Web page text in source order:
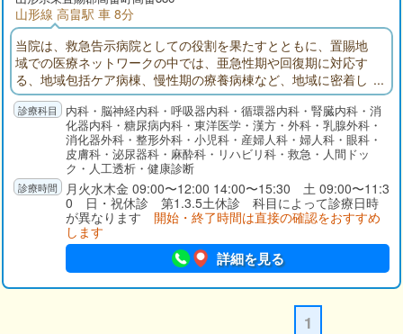
山形線 高畠駅 車 8分
当院は、救急告示病院としての役割を果たすとともに、置賜地
域での医療ネットワークの中では、亜急性期や回復期に対応す
る、地域包括ケア病棟、慢性期の療養病棟など、地域に密着し
た病院づくりを目指し、取り組んでおります。
内科・脳神経内科・呼吸器内科・循環器内科・腎臓内科・消
化器内科・糖尿病内科・東洋医学・漢方・外科・乳腺外科・
消化器外科・整形外科・小児科・産婦人科・婦人科・眼科・
皮膚科・泌尿器科・麻酔科・リハビリ科・救急・人間ドッ
ク・人工透析・健康診断
月火水木金 09:00〜12:00 14:00〜15:30 土 09:00〜11:3
0 日・祝休診 第1.3.5土休診 科目によって診療日時
が異なります 開始・終了時間は直接の確認をおすすめ
します
詳細を見る
1